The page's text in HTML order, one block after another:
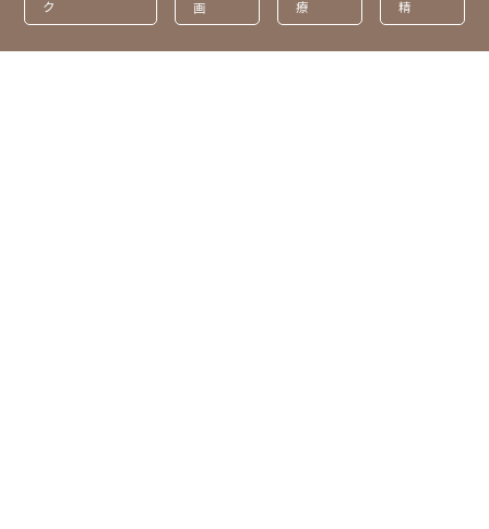
ク
画
療
精